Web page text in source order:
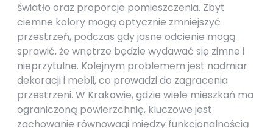
światło oraz proporcje pomieszczenia. Zbyt
ciemne kolory mogą optycznie zmniejszyć
przestrzeń, podczas gdy jasne odcienie mogą
sprawić, że wnętrze będzie wydawać się zimne i
nieprzytulne. Kolejnym problemem jest nadmiar
dekoracji i mebli, co prowadzi do zagracenia
przestrzeni. W Krakowie, gdzie wiele mieszkań ma
ograniczoną powierzchnię, kluczowe jest
zachowanie równowagi między funkcjonalnością